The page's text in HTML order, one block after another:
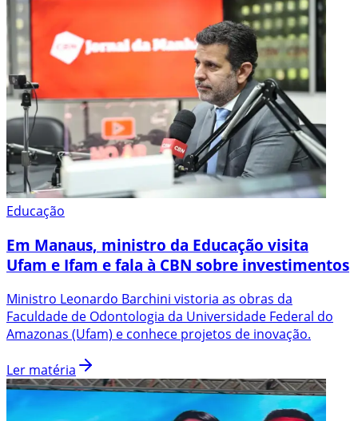
Educação
Em Manaus, ministro da Educação visita
Ufam e Ifam e fala à CBN sobre investimentos
Ministro Leonardo Barchini vistoria as obras da
Faculdade de Odontologia da Universidade Federal do
Amazonas (Ufam) e conhece projetos de inovação.
Ler matéria